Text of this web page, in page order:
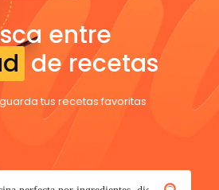
entre
de recetas
tus recetas favoritas